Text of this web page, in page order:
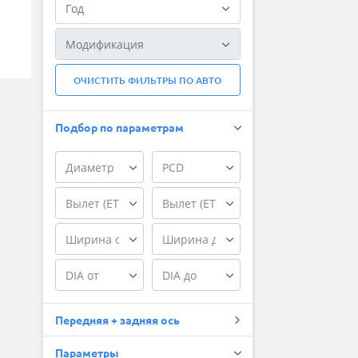
ОЧИСТИТЬ ФИЛЬТРЫ ПО АВТО
Подбор по параметрам
Передняя + задняя ось
Параметры